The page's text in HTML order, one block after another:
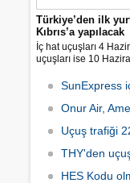
Türkiye’den ilk
Kıbrıs’a yapılacak
İç hat uçuşları 4
uçuşları ise 10
olacak.SunExpress
Onur Air,
Uçuş trafiği
THY'den
HES Kodu